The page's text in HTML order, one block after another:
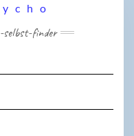
selbst-finder
Navigation